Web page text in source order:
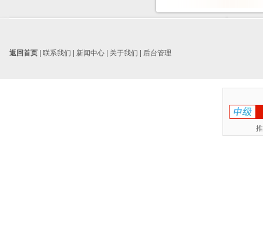
返回首页 联系我们 新闻中心 关于我们 后台管理